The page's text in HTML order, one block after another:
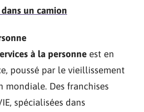
un camion
à la personne est en
poussé par le vieillissement
mondiale. Des franchises
spécialisées dans